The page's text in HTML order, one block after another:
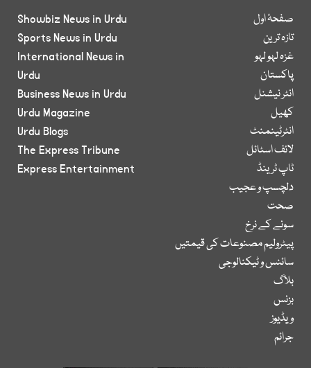
صفحۂ اول
تازہ ترین
غزہ لہو لہو
پاکستان
انٹر نیشنل
کھیل
انٹرٹینمنٹ
لائف اسٹائل
ٹاپ ٹرینڈ
دلچسپ و عجیب
صحت
سونے کے نرخ
پیٹرولیم مصنوعات کی قیمتیں
سائنس و ٹیکنالوجی
بلاگ
بزنس
ویڈیوز
جرائم
Showbiz News in Urdu
Sports News in Urdu
International News in
Urdu
Business News in Urdu
Urdu Magazine
Urdu Blogs
The Express Tribune
Express Entertainment